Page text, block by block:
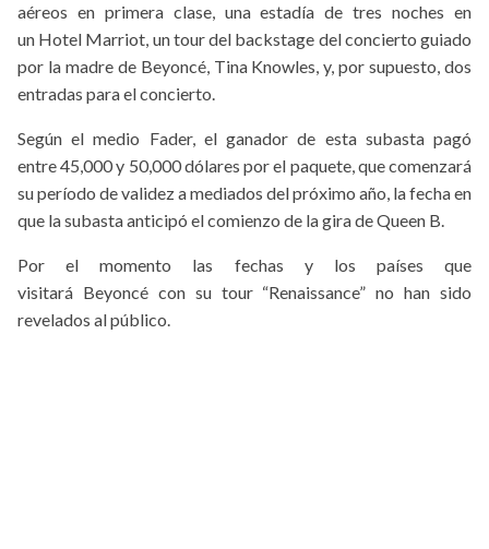
aéreos en primera clase, una estadía de tres noches en
un Hotel Marriot, un tour del backstage del concierto guiado
por la madre de Beyoncé, Tina Knowles, y, por supuesto, dos
entradas para el concierto.
Según el medio Fader, el ganador de esta subasta pagó
entre 45,000 y 50,000 dólares por el paquete, que comenzará
su período de validez a mediados del próximo año, la fecha en
que la subasta anticipó el comienzo de la gira de Queen B.
Por el momento las fechas y los países que
visitará Beyoncé con su tour “Renaissance” no han sido
revelados al público.